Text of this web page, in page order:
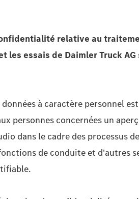
relative au
les essais de Daimler Truck AG
à caractère personnel
personnes concernées un
dans le cadre des processus
de conduite et d'autres